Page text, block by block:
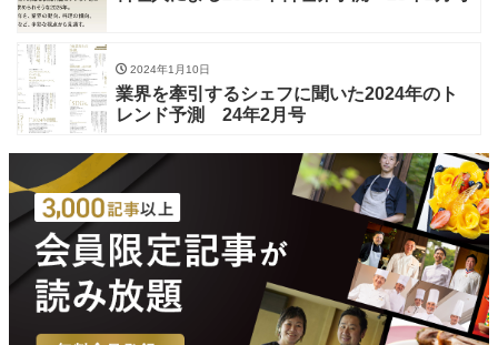
2024年1月10日
業界を牽引するシェフに聞いた2024年のト
レンド予測 24年2月号